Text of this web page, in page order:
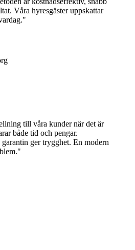
Våra hyresgäster uppskattar
"
till våra kunder när det är
både tid och pengar.
ger trygghet. En modern
"